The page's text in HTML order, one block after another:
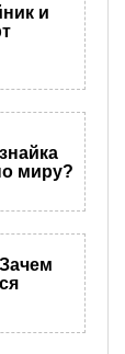
и
миру?